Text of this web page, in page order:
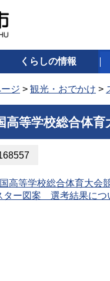
くらしの情報
ージ > 観光・おでかけ >
高等学校総合体育
高等学校総合体育大会
ター図案 選考結果につ